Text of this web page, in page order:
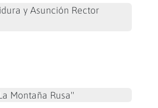
y Asunción Rector
Montaña Rusa"